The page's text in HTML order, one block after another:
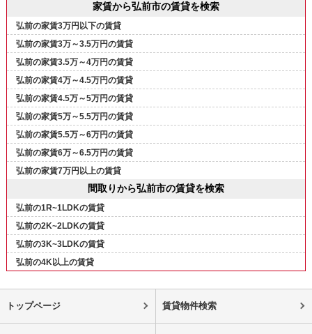
家賃から弘前市の賃貸を検索
弘前の家賃3万円以下の賃貸
弘前の家賃3万～3.5万円の賃貸
弘前の家賃3.5万～4万円の賃貸
弘前の家賃4万～4.5万円の賃貸
弘前の家賃4.5万～5万円の賃貸
弘前の家賃5万～5.5万円の賃貸
弘前の家賃5.5万～6万円の賃貸
弘前の家賃6万～6.5万円の賃貸
弘前の家賃7万円以上の賃貸
間取りから弘前市の賃貸を検索
弘前の1R~1LDKの賃貸
弘前の2K~2LDKの賃貸
弘前の3K~3LDKの賃貸
弘前の4K以上の賃貸
トップページ 賃貸物件検索